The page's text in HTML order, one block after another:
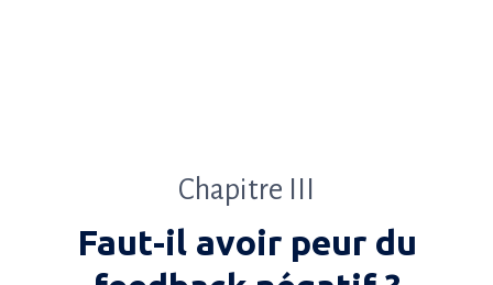
Chapitre III
Faut-il avoir peur du